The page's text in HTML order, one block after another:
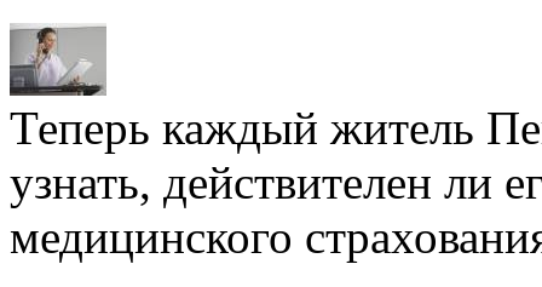
Теперь каждый житель
узнать, действителен ли
медицинского